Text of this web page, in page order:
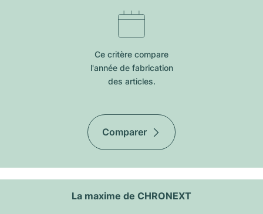
Ce critère compare
l'année de fabrication
des articles.
Comparer
La maxime de CHRONEXT